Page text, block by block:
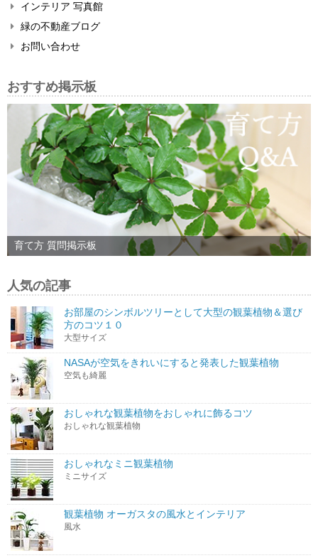
インテリア 写真館
緑の不動産ブログ
お問い合わせ
おすすめ掲示板
育て方 質問掲示板
人気の記事
お部屋のシンボルツリーとして大型の観葉植物＆選び
方のコツ１０
大型サイズ
NASAが空気をきれいにすると発表した観葉植物
空気も綺麗
おしゃれな観葉植物をおしゃれに飾るコツ
おしゃれな観葉植物
おしゃれなミニ観葉植物
ミニサイズ
観葉植物 オーガスタの風水とインテリア
風水